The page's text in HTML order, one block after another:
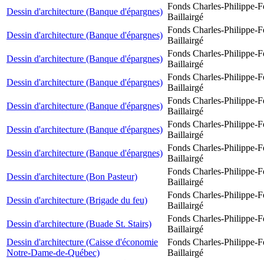
Dessin d'architecture (Banque d'épargnes)
Fonds Charles-Philippe-
Baillairgé
Dessin d'architecture (Banque d'épargnes)
Fonds Charles-Philippe-
Baillairgé
Dessin d'architecture (Banque d'épargnes)
Fonds Charles-Philippe-
Baillairgé
Dessin d'architecture (Banque d'épargnes)
Fonds Charles-Philippe-
Baillairgé
Dessin d'architecture (Banque d'épargnes)
Fonds Charles-Philippe-
Baillairgé
Dessin d'architecture (Banque d'épargnes)
Fonds Charles-Philippe-
Baillairgé
Dessin d'architecture (Banque d'épargnes)
Fonds Charles-Philippe-
Baillairgé
Dessin d'architecture (Bon Pasteur)
Fonds Charles-Philippe-
Baillairgé
Dessin d'architecture (Brigade du feu)
Fonds Charles-Philippe-
Baillairgé
Dessin d'architecture (Buade St. Stairs)
Fonds Charles-Philippe-
Baillairgé
Dessin d'architecture (Caisse d'économie
Notre-Dame-de-Québec)
Fonds Charles-Philippe-
Baillairgé